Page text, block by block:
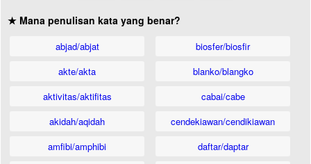
★ Mana penulisan kata yang benar?
abjad/abjat
akte/akta
aktivitas/aktifitas
akidah/aqidah
amfibi/amphibi
biosfer/biosfir
blanko/blangko
cabai/cabe
cendekiawan/cendikiawan
daftar/daptar